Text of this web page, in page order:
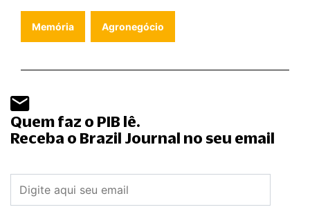
Memória Agronegócio
Quem faz o PIB lê.
Receba o Brazil Journal no seu email